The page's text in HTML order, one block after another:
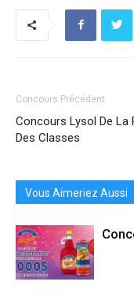
Concours Précédent
Concours Lysol De La
Des Classes
Vous Aimeriez Aussi